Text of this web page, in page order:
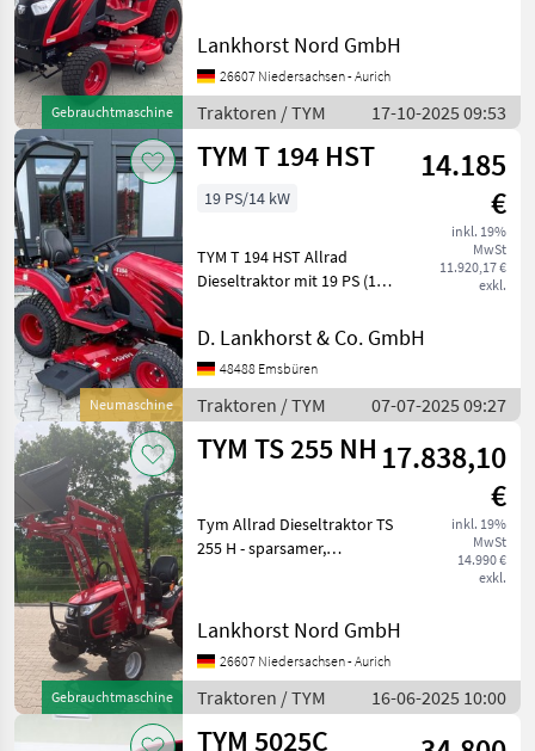
Gebrauchtmaschine
Motor, wassergekühlt -
Hydrostatgetriebe 2-stufig -
Servolenkung mit
Gleichlaufzylinder - Mi
Lankhorst Nord GmbH
26607 Niedersachsen - Aurich
Traktoren / TYM 17-10-2025 09:53
Neumaschine
TYM T 194 HST
14.185
€
inkl. 19%
MwSt
11.920,17 €
exkl.
19 PS/14 kW
TYM T 194 HST Allrad
Dieseltraktor mit 19 PS (14,
Motor, wassergekühlt -
Hydrostatgetriebe 2-stufig -
Servolenkung mit
Gleichlaufzylinder
D. Lankhorst & Co. GmbH
48488 Emsbüren
Traktoren / TYM 07-07-2025 09:27
Gebrauchtmaschine
TYM TS 255 NH 17.838,10
€
inkl. 19%
MwSt
14.990 €
exkl.
Tym Allrad Dieseltraktor TS
255 H - sparsamer,
Zylinder Yanmar Motor mit
1.116 cmü Hubraum -
25PS/18, 4kW - 2 Stufen HST
Getriebe ink
Lankhorst Nord GmbH
26607 Niedersachsen - Aurich
Traktoren / TYM 16-06-2025 10:00
TYM 5025C